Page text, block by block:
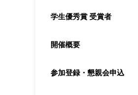
学生優秀賞 受賞者
開催概要
参加登録・懇親会申込